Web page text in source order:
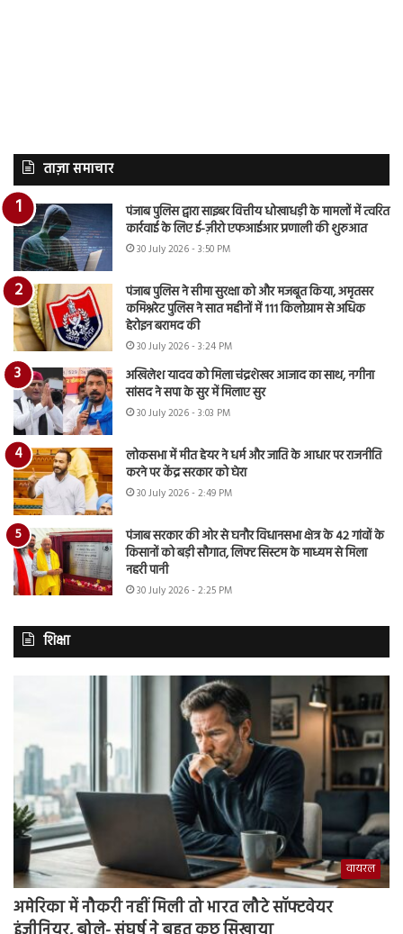
ताज़ा समाचार
पंजाब पुलिस द्वारा साइबर वित्तीय धोखाधड़ी के मामलों में त्वरित
कार्रवाई के लिए ई-ज़ीरो एफआईआर प्रणाली की शुरुआत
30 July 2026 - 3:50 PM
पंजाब पुलिस ने सीमा सुरक्षा को और मजबूत किया, अमृतसर
कमिश्नरेट पुलिस ने सात महीनों में 111 किलोग्राम से अधिक
हेरोइन बरामद की
30 July 2026 - 3:24 PM
अखिलेश यादव को मिला चंद्रशेखर आजाद का साथ, नगीना
सांसद ने सपा के सुर में मिलाए सुर
30 July 2026 - 3:03 PM
लोकसभा में मीत हेयर ने धर्म और जाति के आधार पर राजनीति
करने पर केंद्र सरकार को घेरा
30 July 2026 - 2:49 PM
पंजाब सरकार की ओर से घनौर विधानसभा क्षेत्र के 42 गांवों के
किसानों को बड़ी सौगात, लिफ्ट सिस्टम के माध्यम से मिला
नहरी पानी
30 July 2026 - 2:25 PM
शिक्षा
वायरल
अमेरिका में नौकरी नहीं मिली तो भारत लौटे सॉफ्टवेयर